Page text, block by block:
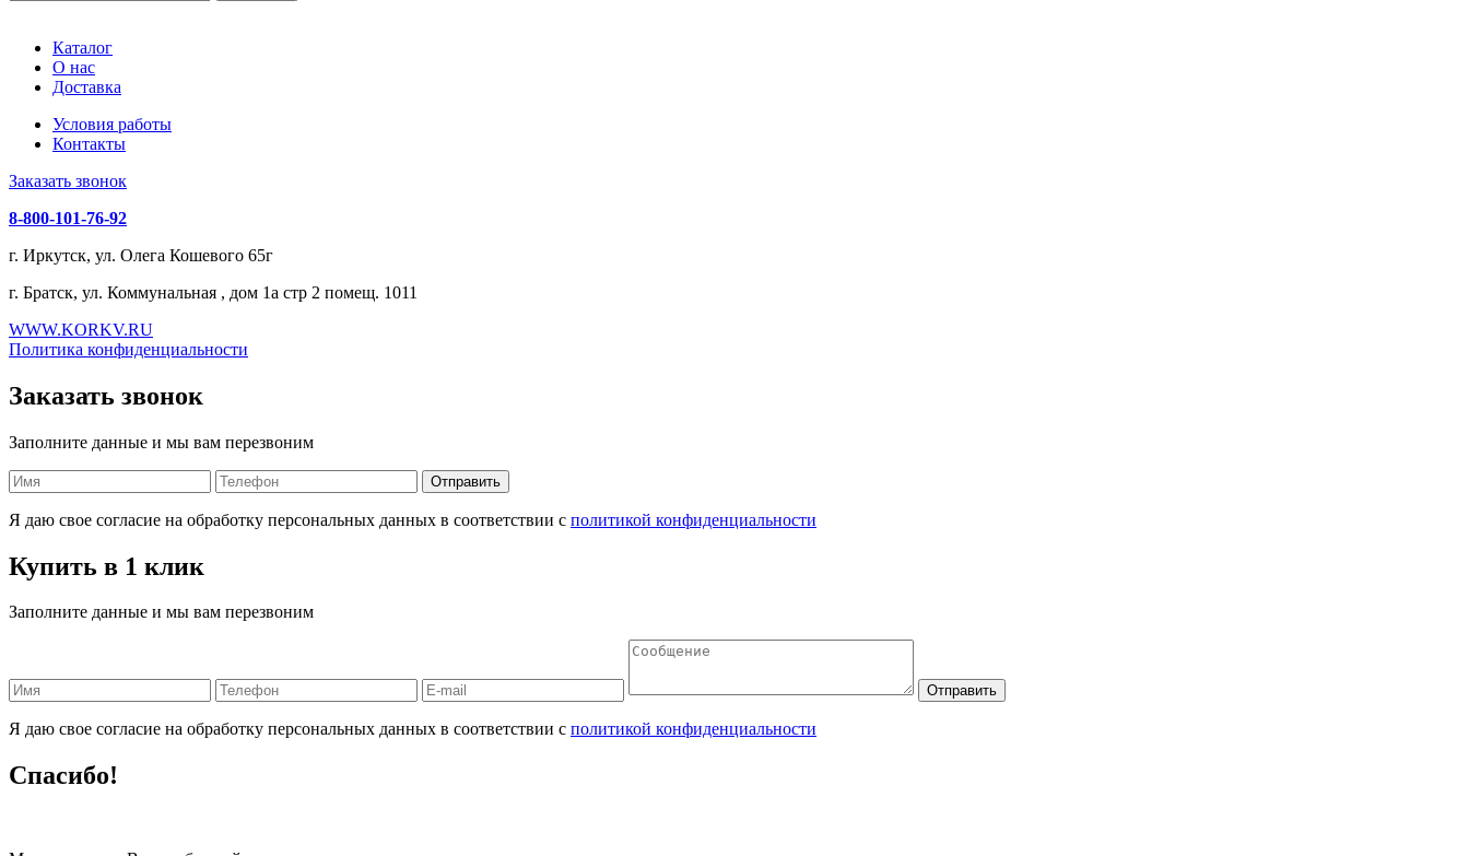
Каталог
О нас
Доставка
Условия работы
Контакты
Заказать звонок
8-800-101-76-92
г. Иркутск, ул. Олега Кошевого 65г
г. Братск, ул. Коммунальная , дом 1а стр 2 помещ. 1011
WWW.KORKV.RU
Политика конфиденциальности
Заказать звонок
Заполните данные и мы вам перезвоним
Я даю свое согласие на обработку персональных данных в соответствии с политикой конфиденциальности
Купить в 1 клик
Заполните данные и мы вам перезвоним
Я даю свое согласие на обработку персональных данных в соответствии с политикой конфиденциальности
Спасибо!